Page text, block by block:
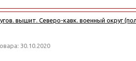
вышит. Северо-кавк. военный округ
30.10.2020